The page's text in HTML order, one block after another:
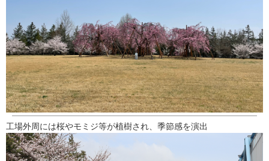
工場外周には桜やモミジ等が植樹され、季節感を演出